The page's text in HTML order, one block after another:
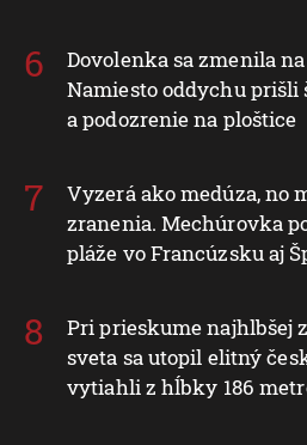
Dovolenka sa zmenila
Namiesto oddychu prišli
a podozrenie na ploštice
Vyzerá ako medúza, no
zranenia. Mechúrovka
pláže vo Francúzsku aj
Pri prieskume najhlbšej
sveta sa utopil elitný
vytiahli z hĺbky 186